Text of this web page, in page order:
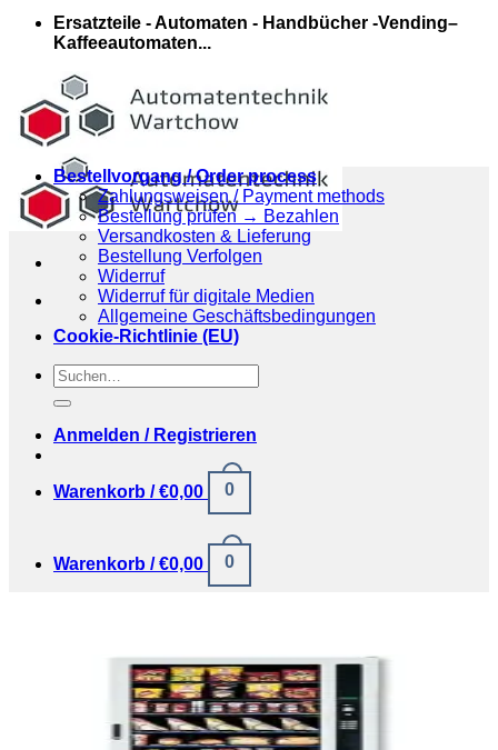
Ersatzteile - Automaten - Handbücher -Vending–
Kaffeeautomaten...
Bestellvorgang / Order process
Zahlungsweisen / Payment methods
Bestellung prüfen → Bezahlen
Versandkosten & Lieferung
Bestellung Verfolgen
Widerruf
Widerruf für digitale Medien
Allgemeine Geschäftsbedingungen
Cookie-Richtlinie (EU)
Suchen
nach:
Anmelden / Registrieren
Warenkorb /€0,00 0
Warenkorb /€0,00 0